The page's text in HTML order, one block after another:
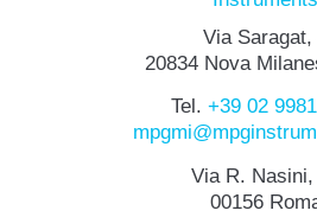
Via Saragat,
20834 Nova
Tel.+39 02
Via R. Nasini,
00156